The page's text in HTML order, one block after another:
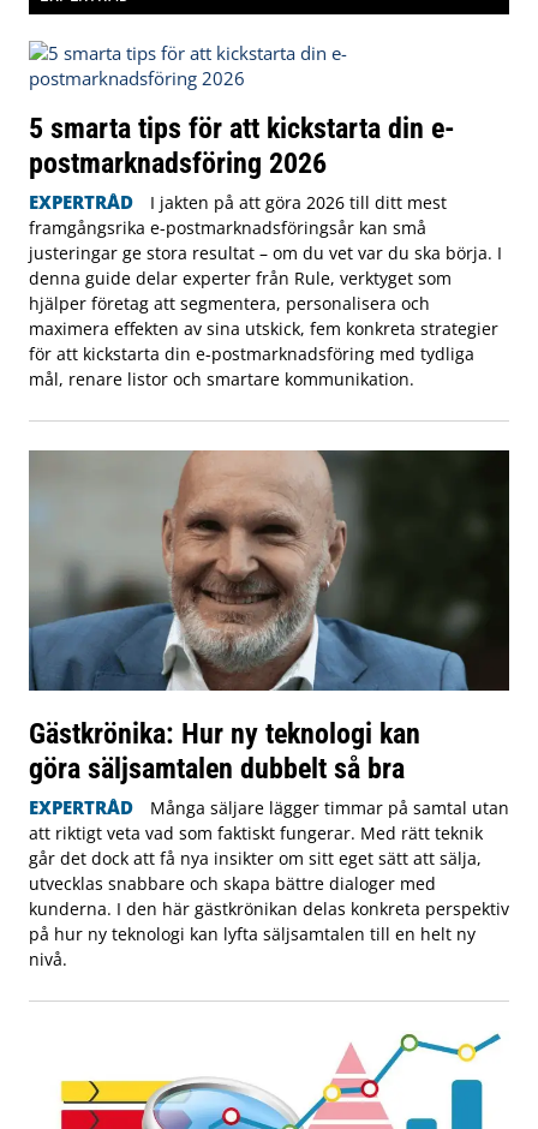
5 smarta tips för att kickstarta din e-
postmarknadsföring 2026
EXPERTRÅD
I jakten på att göra 2026 till ditt mest
framgångsrika e-postmarknadsföringsår kan små
justeringar ge stora resultat – om du vet var du ska börja. I
denna guide delar experter från Rule, verktyget som
hjälper företag att segmentera, personalisera och
maximera effekten av sina utskick, fem konkreta strategier
för att kickstarta din e-postmarknadsföring med tydliga
mål, renare listor och smartare kommunikation.
Gästkrönika: Hur ny teknologi kan
göra säljsamtalen dubbelt så bra
EXPERTRÅD
Många säljare lägger timmar på samtal utan
att riktigt veta vad som faktiskt fungerar. Med rätt teknik
går det dock att få nya insikter om sitt eget sätt att sälja,
utvecklas snabbare och skapa bättre dialoger med
kunderna. I den här gästkrönikan delas konkreta perspektiv
på hur ny teknologi kan lyfta säljsamtalen till en helt ny
nivå.